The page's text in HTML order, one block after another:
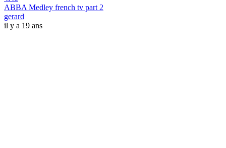
ABBA Medley french tv part 2
gerard
il y a 19 ans